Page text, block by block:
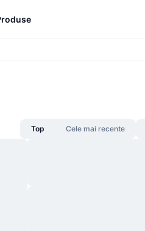
Top Cele mai recente